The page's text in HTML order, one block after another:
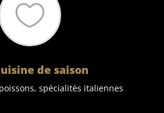

de saison
spécialités italiennes